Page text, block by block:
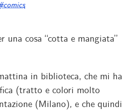
una cosa “cotta e mangiata”
in biblioteca, che mi ha
(tratto e colori molto
(Milano), e che quindi